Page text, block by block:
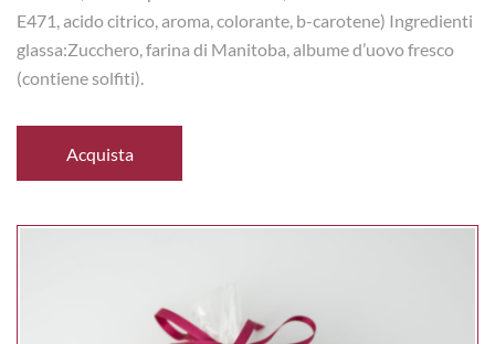
E471, acido citrico, aroma, colorante, b-carotene) Ingredienti
glassa:Zucchero, farina di Manitoba, albume d’uovo fresco
(contiene solfiti).
Acquista